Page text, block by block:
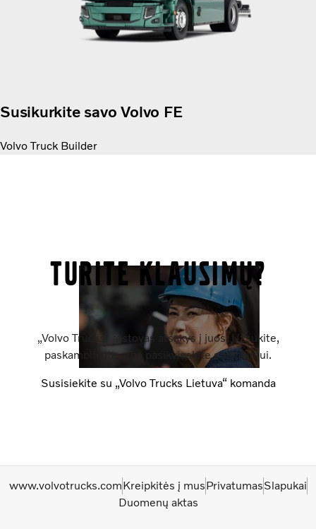
Susikurkite savo Volvo FE
Volvo Truck Builder
Turite klausimų?
„Volvo Trucks“ atstovas atsakys į juos. Užsukite,
paskambinkite arba pasikvieskite susitikimui.
Susisiekite su „Volvo Trucks Lietuva“ komanda
www.volvotrucks.comKreipkitės į musPrivatumasSlapukai
Duomenų aktas